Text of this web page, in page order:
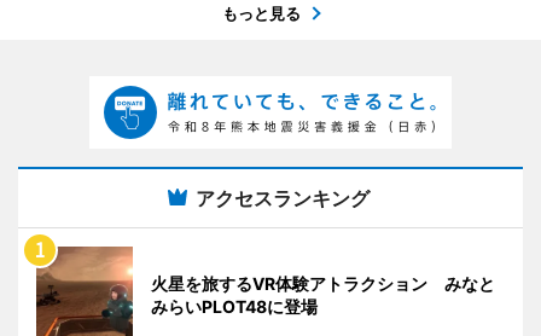
もっと見る
アクセスランキング
火星を旅するVR体験アトラクション みなと
みらいPLOT48に登場